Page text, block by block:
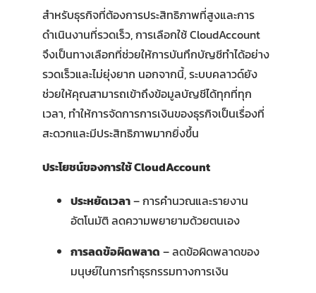
สำหรับธุรกิจที่ต้องการประสิทธิภาพที่สูงและการ
ดำเนินงานที่รวดเร็ว, การเลือกใช้ CloudAccount
จึงเป็นทางเลือกที่ช่วยให้การบันทึกบัญชีทำได้อย่าง
รวดเร็วและไม่ยุ่งยาก นอกจากนี้, ระบบคลาวด์ยัง
ช่วยให้คุณสามารถเข้าถึงข้อมูลบัญชีได้ทุกที่ทุก
เวลา, ทำให้การจัดการการเงินของธุรกิจเป็นเรื่องที่
สะดวกและมีประสิทธิภาพมากยิ่งขึ้น
ประโยชน์ของการใช้ CloudAccount
ประหยัดเวลา– การคำนวณและรายงาน
อัตโนมัติ ลดความพยายามด้วยตนเอง
การลดข้อผิดพลาด – ลดข้อผิดพลาดของ
มนุษย์ในการทำธุรกรรมทางการเงิน